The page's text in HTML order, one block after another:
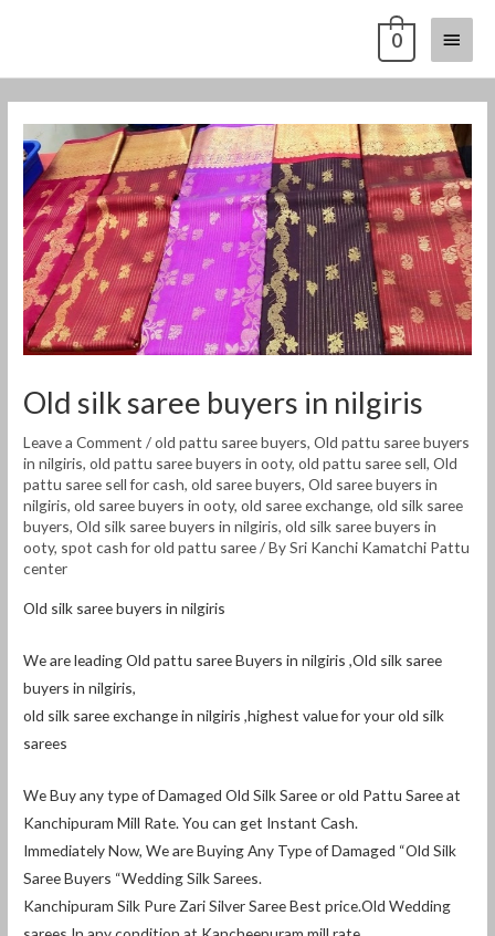
Main
Menu
0
Old silk saree buyers in nilgiris
Leave a Comment /old pattu saree buyers,Old pattu saree buyers
in nilgiris,old pattu saree buyers in ooty,old pattu saree sell,Old
pattu saree sell for cash,old saree buyers,Old saree buyers in
nilgiris,old saree buyers in ooty,old saree exchange,old silk saree
buyers,Old silk saree buyers in nilgiris,old silk saree buyers in
ooty, spot cash for old pattu saree/ BySri Kanchi Kamatchi Pattu
center
Old silk saree buyers in nilgiris
We are leading Old pattu saree Buyers in nilgiris ,Old silk saree
buyers in nilgiris,
old silk saree exchange in nilgiris ,highest value for your old silk
sarees
We Buy any type of Damaged Old Silk Saree or old Pattu Saree at
Kanchipuram Mill Rate. You can get Instant Cash.
Immediately Now, We are Buying Any Type of Damaged “Old Silk
Saree Buyers “Wedding Silk Sarees.
Kanchipuram Silk Pure Zari Silver Saree Best price.Old Wedding